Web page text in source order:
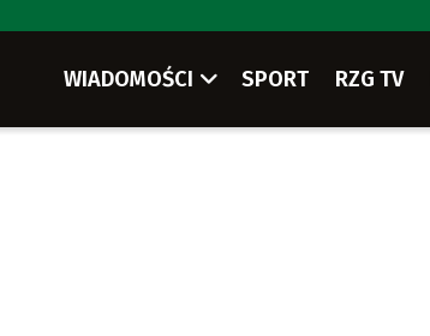
WIADOMOŚCI SPORT RZG TV